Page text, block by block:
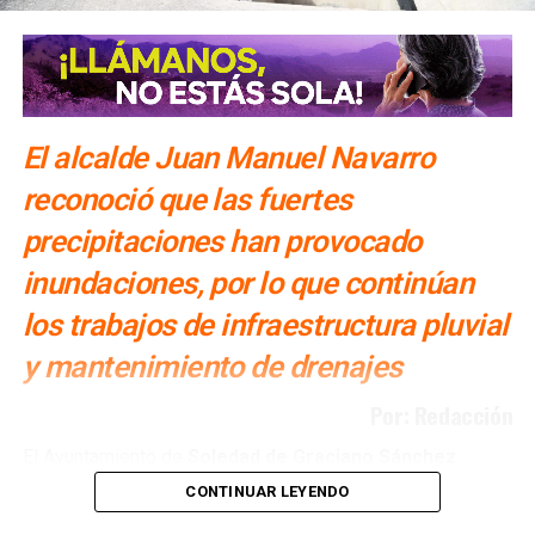
El alcalde Juan Manuel Navarro
reconoció que las fuertes
precipitaciones han provocado
inundaciones, por lo que continúan
los trabajos de infraestructura pluvial
y mantenimiento de drenajes
drenaje pluvial y reparación de
infraestructura sanitaria en distintos puntos del
CONTINUAR LEYENDO